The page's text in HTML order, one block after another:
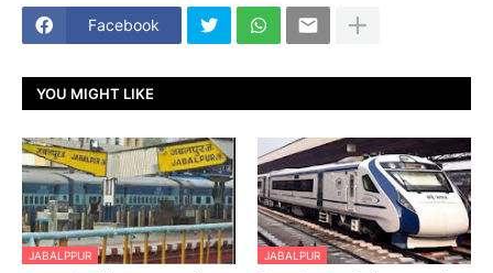
Facebook
YOU MIGHT LIKE
JABALPPUR JABALPUR